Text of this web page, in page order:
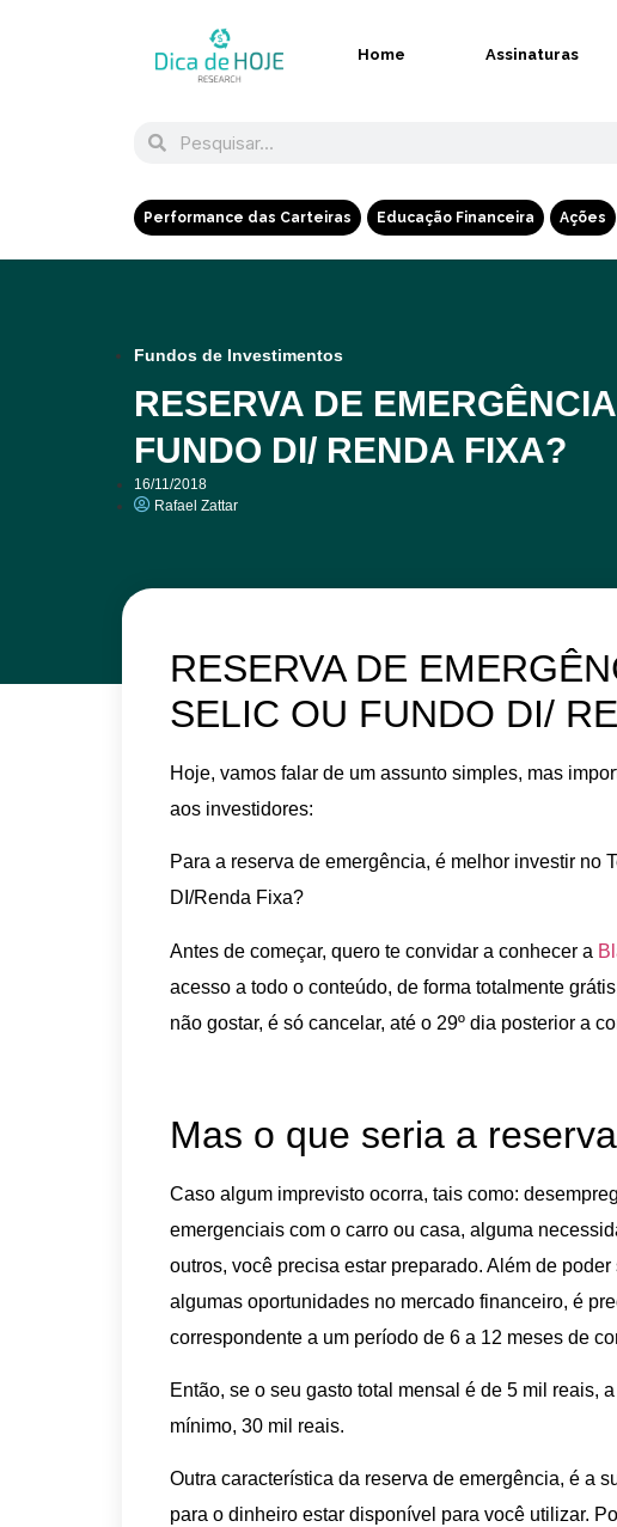
Home Assinaturas
Performance das Carteiras Educação Financeira Ações
Fundos de Investimentos
RESERVA DE
FUNDO DI/ RENDA FIXA?
16/11/2018
Rafael Zattar
RESERVA DE
SELIC OU FUNDO DI/
Hoje, vamos falar de um assunto simples, mas
aos investidores:
Para a reserva de emergência, é melhor investir no
DI/Renda Fixa?
Antes de começar, quero te convidar a conhecer a
acesso a todo o conteúdo, de forma totalmente
não gostar, é só cancelar, até o 29º dia posterior a
Mas o que seria a
Caso algum imprevisto ocorra, tais como:
emergenciais com o carro ou casa, alguma
outros, você precisa estar preparado. Além de
algumas oportunidades no mercado financeiro, é
correspondente a um período de 6 a 12 meses de
Então, se o seu gasto total mensal é de 5 mil reais,
mínimo, 30 mil reais.
Outra característica da reserva de emergência, é a
para o dinheiro estar disponível para você utilizar.